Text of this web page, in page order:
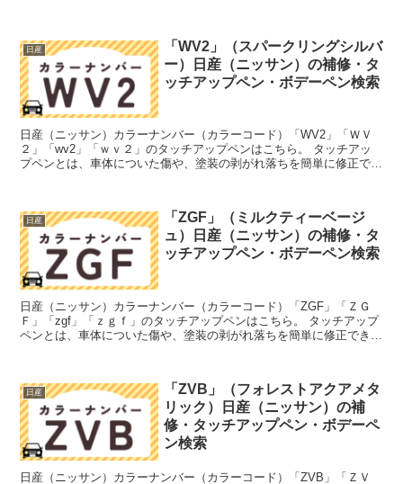
日産
「WV2」（スパークリングシルバ
ー）日産（ニッサン）の補修・タ
ッチアップペン・ボデーペン検索
日産（ニッサン）カラーナンバー（カラーコード）「WV2」「ＷＶ
２」「wv2」「ｗｖ２」のタッチアップペンはこちら。 タッチアッ
プペンとは、車体についた傷や、塗装の剥がれ落ちを簡単に修正でき
日産
「ZGF」（ミルクティーベージ
ュ）日産（ニッサン）の補修・タ
ッチアップペン・ボデーペン検索
日産（ニッサン）カラーナンバー（カラーコード）「ZGF」「ＺＧ
Ｆ」「zgf」「ｚｇｆ」のタッチアップペンはこちら。 タッチアップ
ペンとは、車体についた傷や、塗装の剥がれ落ちを簡単に修正できる
日産
「ZVB」（フォレストアクアメタ
リック）日産（ニッサン）の補
修・タッチアップペン・ボデーペ
ン検索
日産（ニッサン）カラーナンバー（カラーコード）「ZVB」「ＺＶ